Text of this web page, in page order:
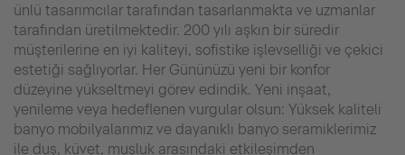
ünlü tasarımcılar tarafından tasarlanmakta ve uzmanlar
tarafından üretilmektedir. 200 yılı aşkın bir süredir
müşterilerine en iyi kaliteyi, sofistike işlevselliği ve çekici
estetiği sağlıyorlar. Her Gününüzü yeni bir konfor
düzeyine yükseltmeyi görev edindik. Yeni inşaat,
yenileme veya hedeflenen vurgular olsun: Yüksek kaliteli
banyo mobilyalarımız ve dayanıklı banyo seramiklerimiz
ile duş, küvet, musluk arasındaki etkileşimden